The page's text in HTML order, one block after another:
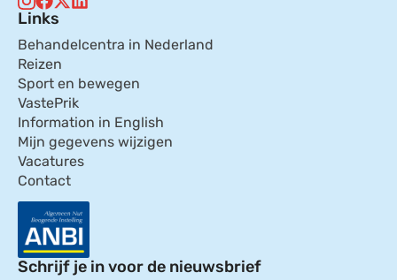
Links
Behandelcentra in Nederland
Reizen
Sport en bewegen
VastePrik
Information in English
Mijn gegevens wijzigen
Vacatures
Contact
Schrijf je in voor de nieuwsbrief